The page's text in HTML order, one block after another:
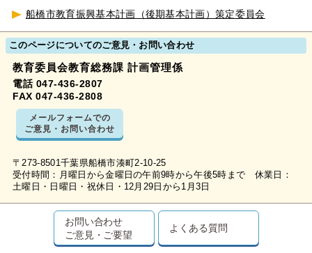
船橋市教育振興基本計画（後期基本計画）策定委員会
このページについてのご意見・お問い合わせ
教育委員会教育総務課 計画管理係
電話 047-436-2807
FAX 047-436-2808
メールフォームでの
ご意見・お問い合わせ
〒273-8501千葉県船橋市湊町2-10-25
受付時間：月曜日から金曜日の午前9時から午後5時まで 休業日：
土曜日・日曜日・祝休日・12月29日から1月3日
お問い合わせ
ご意見・ご要望
よくある質問